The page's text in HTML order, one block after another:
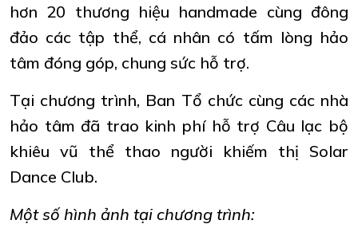
hơn 20 thương hiệu handmade cùng đông
đảo các tập thể, cá nhân có tấm lòng hảo
tâm đóng góp, chung sức hỗ trợ.
Tại chương trình, Ban Tổ chức cùng các nhà
hảo tâm đã trao kinh phí hỗ trợ Câu lạc bộ
khiêu vũ thể thao người khiếm thị Solar
Dance Club.
Một số hình ảnh tại chương trình: